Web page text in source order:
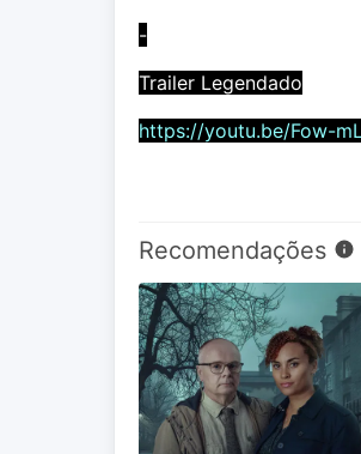
-
Trailer Legendado
https://youtu.be/Fow-
Recomendações